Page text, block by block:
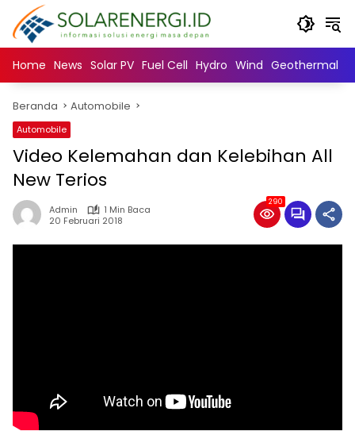
Langsung
konten
Home News Solar PV Fuel Cell Hydro Wind Geothermal
Beranda Automobile
Automobile
Video Kelemahan dan Kelebihan All
New Terios
Admin
1 Min Baca
20 Februari 2018
290